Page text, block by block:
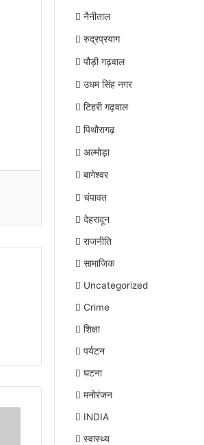
नैनीताल
रुद्रप्रयाग
पौड़ी गढ़वाल
उधम सिंह नगर
टिहरी गढ़वाल
पिथौरागढ़
अल्मोड़ा
बागेश्वर
चंपावत
देहरादून
राजनीति
सामाजिक
Uncategorized
Crime
शिक्षा
पर्यटन
घटना
मनोरंजन
INDIA
स्वास्थ्य